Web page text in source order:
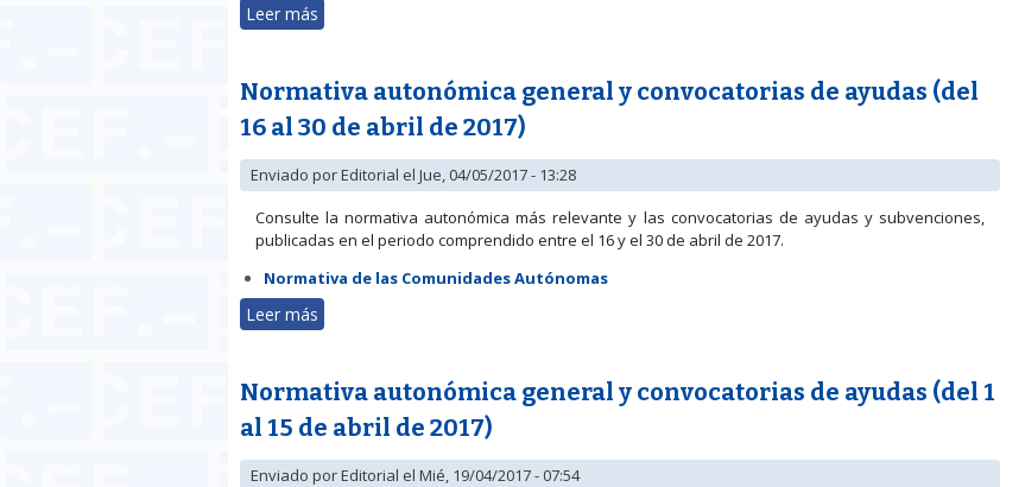
Leer más
Normativa autonómica general y convocatorias de ayudas (del
16 al 30 de abril de 2017)
Enviado porEditorial el Jue, 04/05/2017 - 13:28
Consulte la normativa autonómica más relevante y las convocatorias de ayudas y subvenciones,
publicadas en el periodo comprendido entre el 16 y el 30 de abril de 2017.
Normativa de las Comunidades Autónomas
Leer más
Normativa autonómica general y convocatorias de ayudas (del 1
al 15 de abril de 2017)
Enviado porEditorial el Mié, 19/04/2017 - 07:54